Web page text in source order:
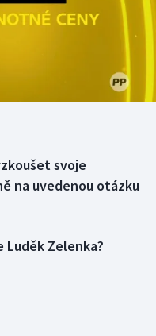
svoje
na uvedenou otázku
Zelenka?